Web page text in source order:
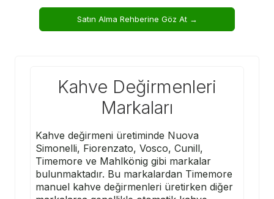
Satın Alma Rehberine Göz At →
Kahve Değirmenleri
Markaları
Kahve değirmeni üretiminde Nuova
Simonelli, Fiorenzato, Vosco, Cunill,
Timemore ve Mahlkönig gibi markalar
bulunmaktadır. Bu markalardan Timemore
manuel kahve değirmenleri üretirken diğer